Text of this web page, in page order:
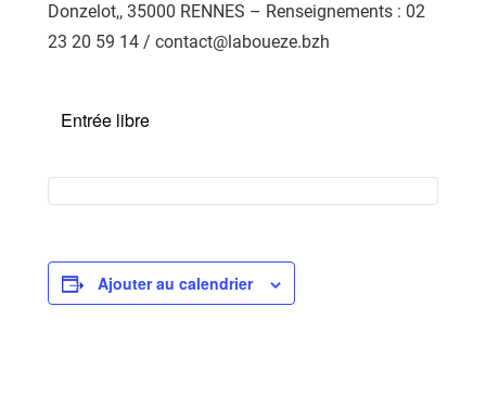
Donzelot,, 35000 RENNES – Renseignements : 02
23 20 59 14 / contact@laboueze.bzh
Entrée libre
Ajouter au calendrier